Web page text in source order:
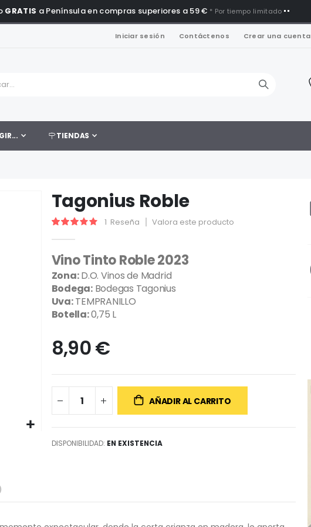
GRATIS a Península en compras superiores a 59 € * Por tiempo limitado
Iniciar sesión Contáctenos Crear una cuenta
TIENDAS
Tagonius Roble
Valoración: 1 Reseña Valora este producto
Vino Tinto Roble 2023
Zona:D.O. Vinos de Madrid
Bodega:Bodegas Tagonius
Uva:TEMPRANILLO
Botella:0,75 L
8,90 €
AÑADIR AL CARRITO
DISPONIBILIDAD: EN EXISTENCIA